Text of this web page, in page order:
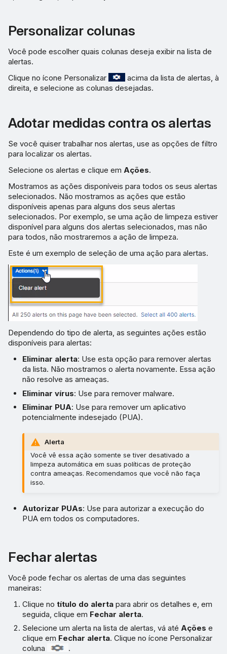
Personalizar colunas
Você pode escolher quais colunas deseja exibir na lista de
alertas.
Clique no ícone Personalizar
acima da lista de alertas, à
direita, e selecione as colunas desejadas.
Adotar medidas contra os alertas
Se você quiser trabalhar nos alertas, use as opções de filtro
para localizar os alertas.
Selecione os alertas e clique em Ações.
Mostramos as ações disponíveis para todos os seus alertas
selecionados. Não mostramos as ações que estão
disponíveis apenas para alguns dos seus alertas
selecionados. Por exemplo, se uma ação de limpeza estiver
disponível para alguns dos alertas selecionados, mas não
para todos, não mostraremos a ação de limpeza.
Este é um exemplo de seleção de uma ação para alertas.
Dependendo do tipo de alerta, as seguintes ações estão
disponíveis para alertas:
Eliminar alerta: Use esta opção para remover alertas
da lista. Não mostramos o alerta novamente. Essa ação
não resolve as ameaças.
Eliminar vírus: Use para remover malware.
Eliminar PUA: Use para remover um aplicativo
potencialmente indesejado (PUA).
Alerta
Você vê essa ação somente se tiver desativado a
limpeza automática em suas políticas de proteção
contra ameaças. Recomendamos que você não faça
isso.
Autorizar PUAs: Use para autorizar a execução do
PUA em todos os computadores.
Fechar alertas
Você pode fechar os alertas de uma das seguintes
maneiras:
Clique notítulo do alerta para abrir os detalhes e, em
seguida, clique em Fechar alerta.
Selecione um alerta na lista de alertas, vá atéAções e
clique em Fechar alerta. Clique no ícone Personalizar
coluna
.